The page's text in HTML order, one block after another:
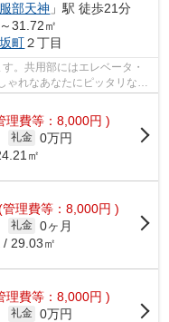
服部天神 」駅 徒歩21分
31.72㎡
町２丁目
。共用部にはエレベータ・
ゃれなあなたにピッタリな外
理費等：8,000円 )
礼金 0万円
㎡
管理費等：8,000円 )
礼金 0ヶ月
29.03㎡
理費等：8,000円 )
礼金 0万円